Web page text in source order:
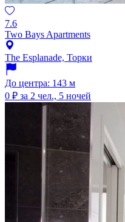
7.6
Two Bays Apartments
The Esplanade, Торки
До центра: 143 м
0 ₽ за 2 чел., 5 ночей